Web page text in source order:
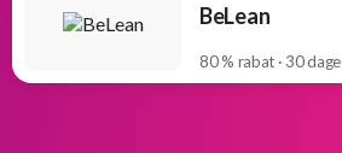
BeLean
80 % rabat · 30 dage